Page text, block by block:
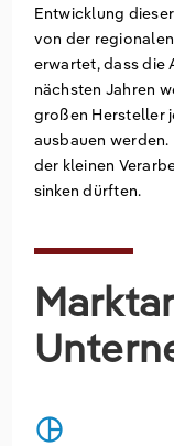
Entwicklung
von der
erwartet, dass die
nächsten Jahren
großen Hersteller
ausbauen
der kleinen
sinken dürften.
pie_chart